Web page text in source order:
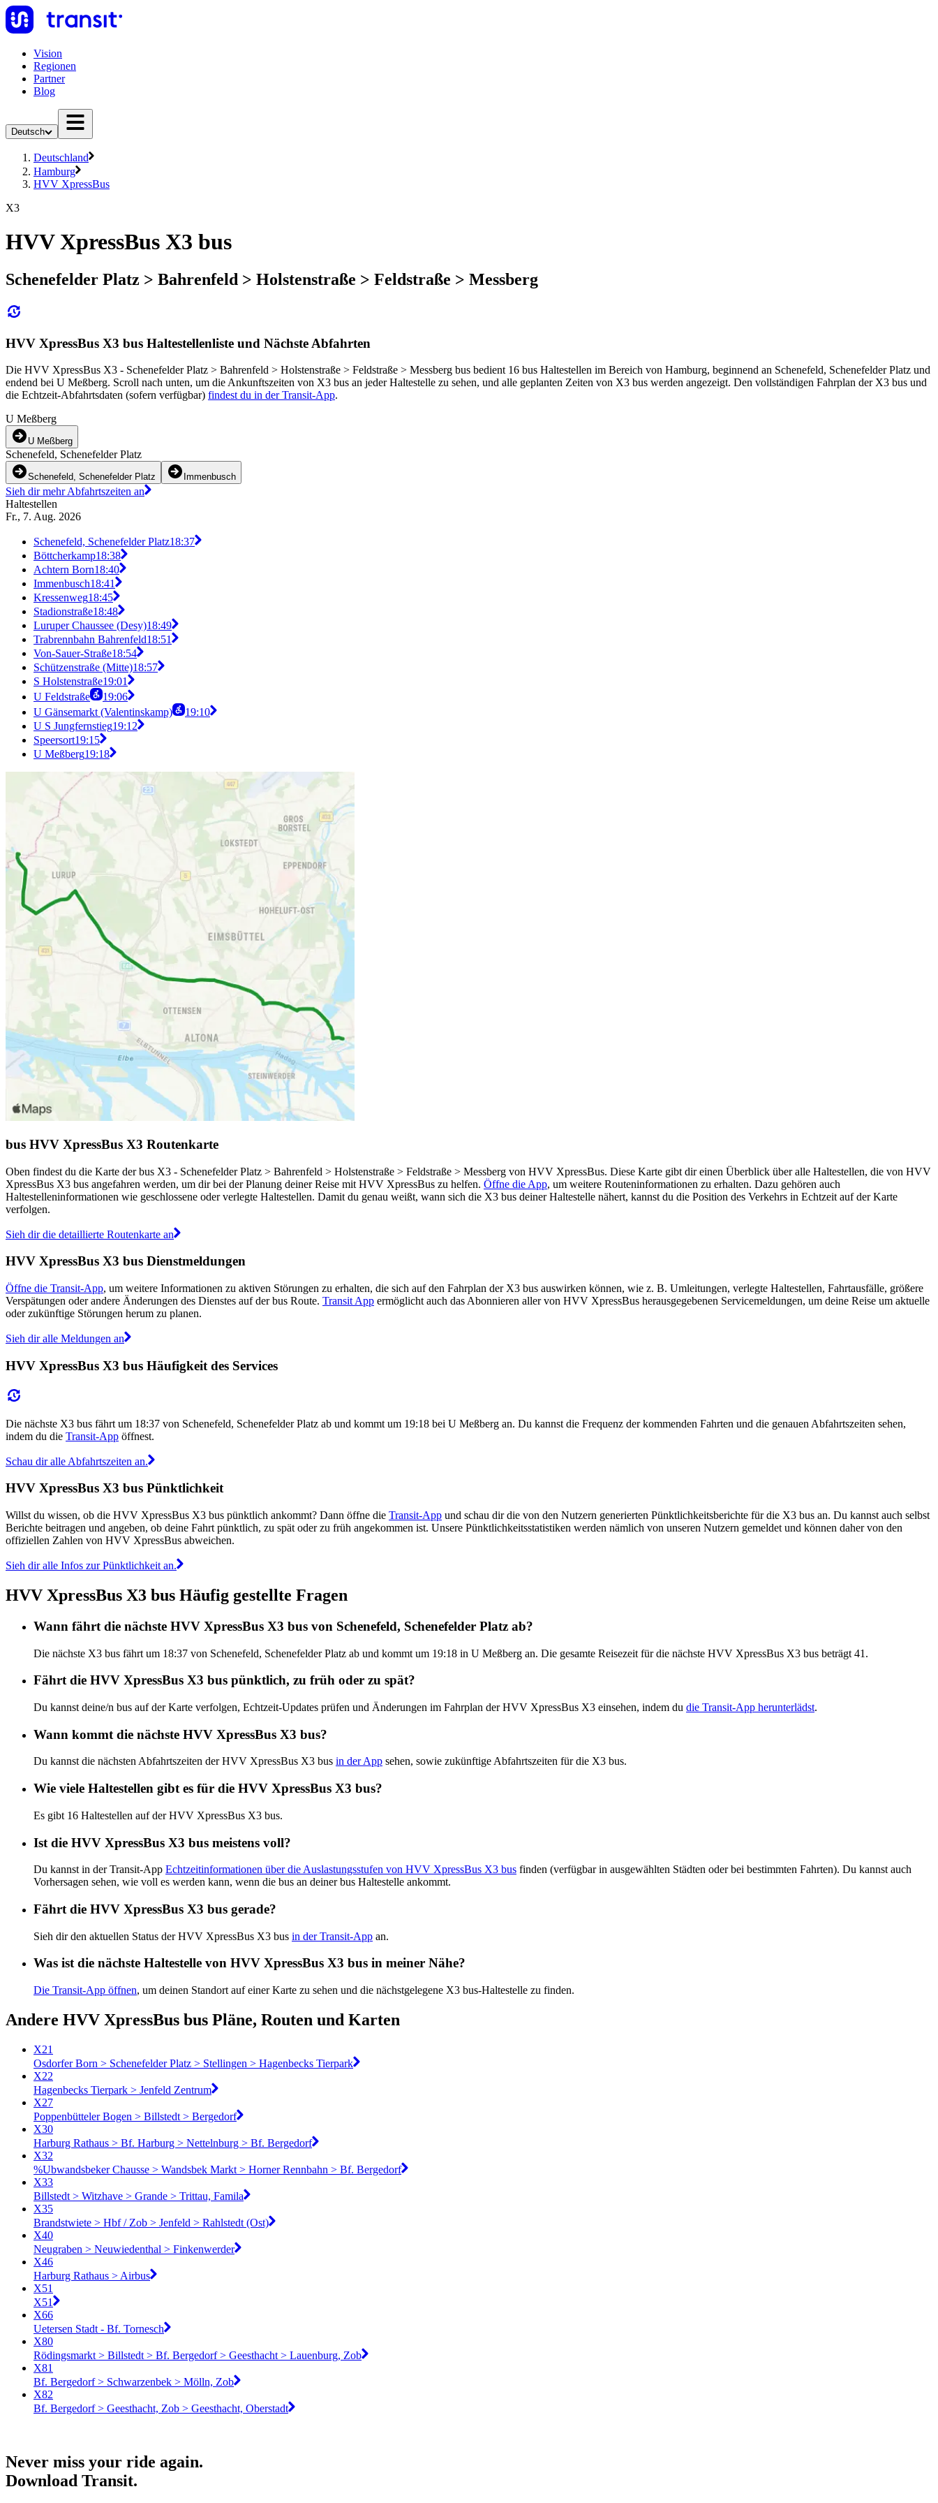
Vision
Regionen
Partner
Blog
Deutsch
Deutschland
Hamburg
HVV XpressBus
X3
HVV XpressBus X3 bus
Schenefelder Platz > Bahrenfeld > Holstenstraße > Feldstraße > Messberg
HVV XpressBus X3 bus Haltestellenliste und Nächste Abfahrten
Die HVV XpressBus X3 - Schenefelder Platz > Bahrenfeld > Holstenstraße > Feldstraße > Messberg bus bedient 16 bus Haltestellen im Bereich von Hamburg, beginnend an Schenefeld, Schenefelder Platz und
endend bei U Meßberg. Scroll nach unten, um die Ankunftszeiten von X3 bus an jeder Haltestelle zu sehen, und alle geplanten Zeiten von X3 bus werden angezeigt. Den vollständigen Fahrplan der X3 bus und
die Echtzeit-Abfahrtsdaten (sofern verfügbar) findest du in der Transit-App.
U Meßberg
U Meßberg
Schenefeld, Schenefelder Platz
Schenefeld, Schenefelder Platz Immenbusch
Sieh dir mehr Abfahrtszeiten an
Haltestellen
Fr., 7. Aug. 2026
Schenefeld, Schenefelder Platz18:37
Böttcherkamp18:38
Achtern Born18:40
Immenbusch18:41
Kressenweg18:45
Stadionstraße18:48
Luruper Chaussee (Desy)18:49
Trabrennbahn Bahrenfeld18:51
Von-Sauer-Straße18:54
Schützenstraße (Mitte)18:57
S Holstenstraße19:01
U Feldstraße
19:06
U Gänsemarkt (Valentinskamp)
19:10
U S Jungfernstieg19:12
Speersort19:15
U Meßberg19:18
bus HVV XpressBus X3 Routenkarte
Oben findest du die Karte der bus X3 - Schenefelder Platz > Bahrenfeld > Holstenstraße > Feldstraße > Messberg von HVV XpressBus. Diese Karte gibt dir einen Überblick über alle Haltestellen, die von HVV
XpressBus X3 bus angefahren werden, um dir bei der Planung deiner Reise mit HVV XpressBus zu helfen. Öffne die App, um weitere Routeninformationen zu erhalten. Dazu gehören auch
Haltestelleninformationen wie geschlossene oder verlegte Haltestellen. Damit du genau weißt, wann sich die X3 bus deiner Haltestelle nähert, kannst du die Position des Verkehrs in Echtzeit auf der Karte
verfolgen.
Sieh dir die detaillierte Routenkarte an
HVV XpressBus X3 bus Dienstmeldungen
Öffne die Transit-App, um weitere Informationen zu aktiven Störungen zu erhalten, die sich auf den Fahrplan der X3 bus auswirken können, wie z. B. Umleitungen, verlegte Haltestellen, Fahrtausfälle, größere
Verspätungen oder andere Änderungen des Dienstes auf der bus Route. Transit App ermöglicht auch das Abonnieren aller von HVV XpressBus herausgegebenen Servicemeldungen, um deine Reise um aktuelle
oder zukünftige Störungen herum zu planen.
Sieh dir alle Meldungen an
HVV XpressBus X3 bus Häufigkeit des Services
Die nächste X3 bus fährt um 18:37 von Schenefeld, Schenefelder Platz ab und kommt um 19:18 bei U Meßberg an. Du kannst die Frequenz der kommenden Fahrten und die genauen Abfahrtszeiten sehen,
indem du die Transit-App öffnest.
Schau dir alle Abfahrtszeiten an.
HVV XpressBus X3 bus Pünktlichkeit
Willst du wissen, ob die HVV XpressBus X3 bus pünktlich ankommt? Dann öffne die Transit-App und schau dir die von den Nutzern generierten Pünktlichkeitsberichte für die X3 bus an. Du kannst auch selbst
Berichte beitragen und angeben, ob deine Fahrt pünktlich, zu spät oder zu früh angekommen ist. Unsere Pünktlichkeitsstatistiken werden nämlich von unseren Nutzern gemeldet und können daher von den
offiziellen Zahlen von HVV XpressBus abweichen.
Sieh dir alle Infos zur Pünktlichkeit an.
HVV XpressBus X3 bus Häufig gestellte Fragen
Wann fährt die nächste HVV XpressBus X3 bus von Schenefeld, Schenefelder Platz ab?
Die nächste X3 bus fährt um 18:37 von Schenefeld, Schenefelder Platz ab und kommt um 19:18 in U Meßberg an. Die gesamte Reisezeit für die nächste HVV XpressBus X3 bus beträgt 41.
Fährt die HVV XpressBus X3 bus pünktlich, zu früh oder zu spät?
Du kannst deine/n bus auf der Karte verfolgen, Echtzeit-Updates prüfen und Änderungen im Fahrplan der HVV XpressBus X3 einsehen, indem du die Transit-App herunterlädst.
Wann kommt die nächste HVV XpressBus X3 bus?
Du kannst die nächsten Abfahrtszeiten der HVV XpressBus X3 bus in der App sehen, sowie zukünftige Abfahrtszeiten für die X3 bus.
Wie viele Haltestellen gibt es für die HVV XpressBus X3 bus?
Es gibt 16 Haltestellen auf der HVV XpressBus X3 bus.
Ist die HVV XpressBus X3 bus meistens voll?
Du kannst in der Transit-App Echtzeitinformationen über die Auslastungsstufen von HVV XpressBus X3 bus finden (verfügbar in ausgewählten Städten oder bei bestimmten Fahrten). Du kannst auch
Vorhersagen sehen, wie voll es werden kann, wenn die bus an deiner bus Haltestelle ankommt.
Fährt die HVV XpressBus X3 bus gerade?
Sieh dir den aktuellen Status der HVV XpressBus X3 bus in der Transit-App an.
Was ist die nächste Haltestelle von HVV XpressBus X3 bus in meiner Nähe?
Die Transit-App öffnen, um deinen Standort auf einer Karte zu sehen und die nächstgelegene X3 bus-Haltestelle zu finden.
Andere HVV XpressBus bus Pläne, Routen und Karten
X21
Osdorfer Born > Schenefelder Platz > Stellingen > Hagenbecks Tierpark
X22
Hagenbecks Tierpark > Jenfeld Zentrum
X27
Poppenbütteler Bogen > Billstedt > Bergedorf
X30
Harburg Rathaus > Bf. Harburg > Nettelnburg > Bf. Bergedorf
X32
%Ubwandsbeker Chausse > Wandsbek Markt > Horner Rennbahn > Bf. Bergedorf
X33
Billstedt > Witzhave > Grande > Trittau, Famila
X35
Brandstwiete > Hbf / Zob > Jenfeld > Rahlstedt (Ost)
X40
Neugraben > Neuwiedenthal > Finkenwerder
X46
Harburg Rathaus > Airbus
X51
X51
X66
Uetersen Stadt - Bf. Tornesch
X80
Rödingsmarkt > Billstedt > Bf. Bergedorf > Geesthacht > Lauenburg, Zob
X81
Bf. Bergedorf > Schwarzenbek > Mölln, Zob
X82
Bf. Bergedorf > Geesthacht, Zob > Geesthacht, Oberstadt
Never miss your ride again.
Download Transit.